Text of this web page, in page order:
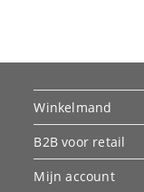
Winkelmand
B2B voor retail
Mijn account